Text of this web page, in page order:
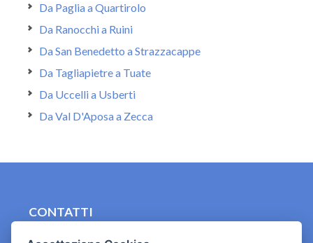
Da Paglia a Quartirolo
Da Ranocchi a Ruini
Da San Benedetto a Strazzacappe
Da Tagliapietre a Tuate
Da Uccelli a Usberti
Da Val D'Aposa a Zecca
CONTATTI